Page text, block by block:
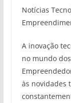
Notícias
A inovação
no mundo
às novidades